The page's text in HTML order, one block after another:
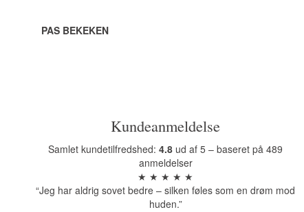
PAS BEKEKEN
Kundeanmeldelse
Samlet kundetilfredshed:4.8 ud af 5 – baseret på 489
anmeldelser
★ ★ ★ ★ ★
“Jeg har aldrig sovet bedre – silken føles som en drøm mod
huden.”